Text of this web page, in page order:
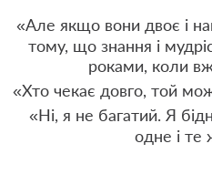
«Але якщо вони двоє і
тому, що знання і
роками, коли
«Хто чекає довго, той
«Ні, я не багатий. Я
одне і те